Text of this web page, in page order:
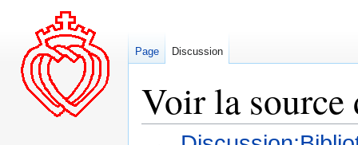
Voir la
Page Discussion